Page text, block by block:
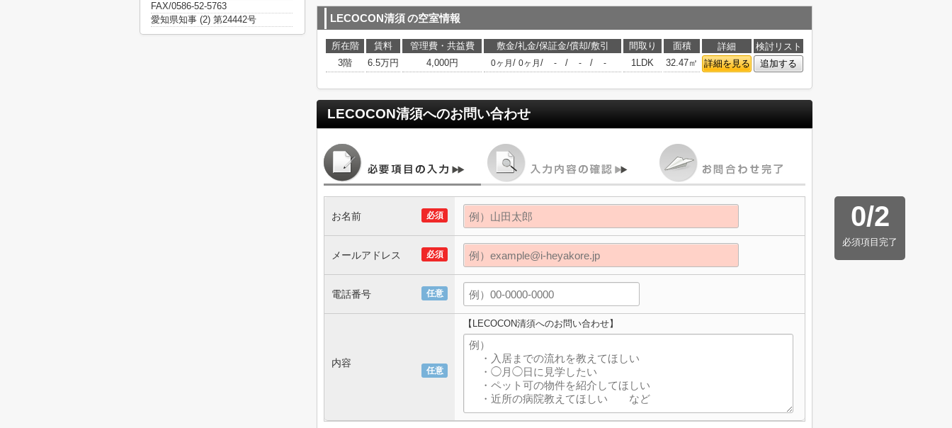
LECOCON清須の空室情報
所在階 賃料 管理費・共益費 敷金/礼金/保証金/償却/敷引 間取り 面積 詳細
検討リスト
3階
6.5万円 4,000円 0ヶ月 / 0ヶ月 / - / - / - 1LDK 32.47㎡ 詳細を見る 追加する
LECOCON清須へのお問い合わせ
0/2
必須項目完了
必須
お名前
必須
メールアドレス
任意
電話番号
任意
内容
【LECOCON清須へのお問い合わせ】
FAX/0586-52-5763
愛知県知事 (2) 第24442号